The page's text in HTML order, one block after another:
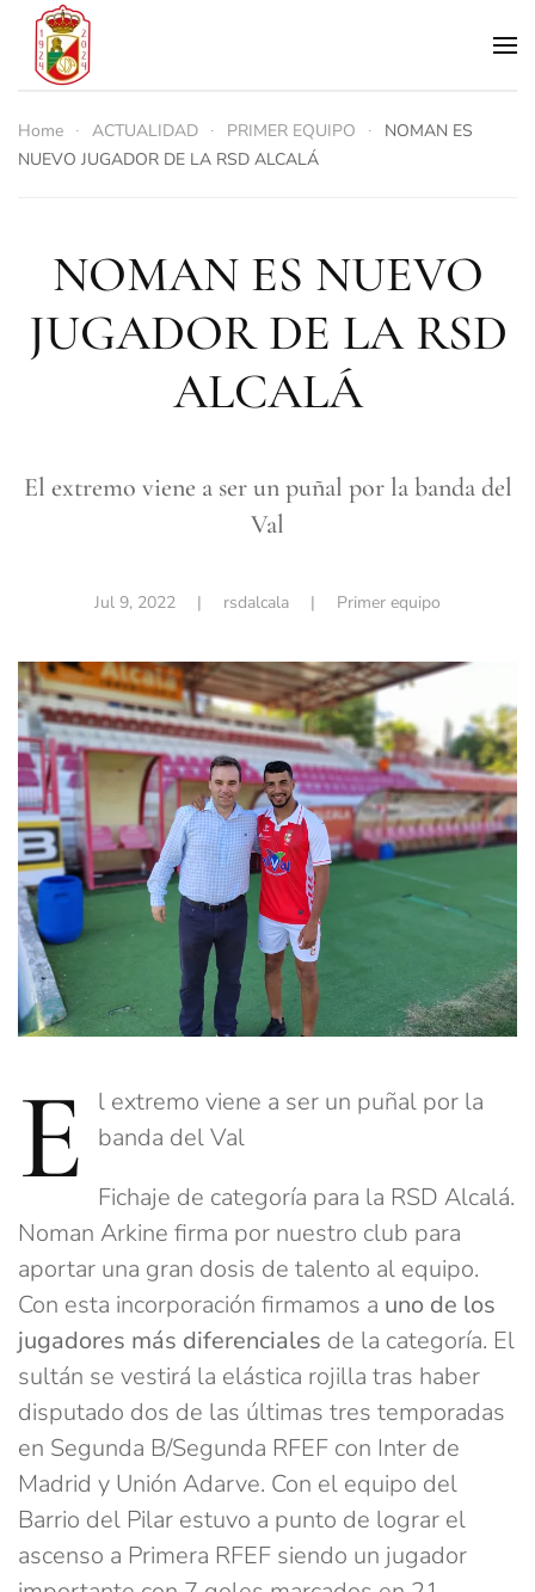
Skip to main content
Home ACTUALIDAD PRIMER EQUIPO
NOMAN ES
NUEVO JUGADOR DE LA RSD ALCALÁ
NOMAN ES NUEVO
JUGADOR DE LA RSD
ALCALÁ
El extremo viene a ser un puñal por la banda del
Val
Jul 9, 2022 | rsdalcala | Primer equipo
E
l extremo viene a ser un puñal por la
banda del Val
Fichaje de categoría para la RSD Alcalá.
Noman Arkine firma por nuestro club para
aportar una gran dosis de talento al equipo.
Con esta incorporación firmamos a uno de los
jugadores más diferenciales de la categoría. El
sultán se vestirá la elástica rojilla tras haber
disputado dos de las últimas tres temporadas
en Segunda B/Segunda RFEF con Inter de
Madrid y Unión Adarve. Con el equipo del
Barrio del Pilar estuvo a punto de lograr el
ascenso a Primera RFEF siendo un jugador